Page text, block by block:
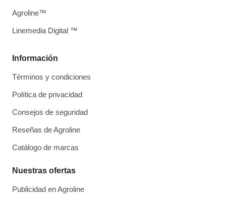
Información
Términos y condiciones
Política de privacidad
Consejos de seguridad
Reseñas de Agroline
Catálogo de marcas
Nuestras ofertas
Publicidad en Agroline
Agroline™
Linemedia Digital ™